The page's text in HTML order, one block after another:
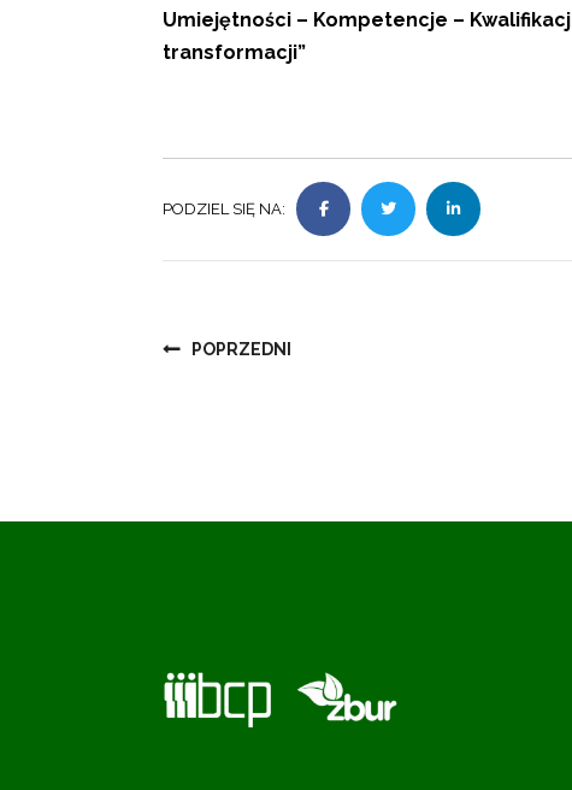
Umiejętności – Kompetencje –
transformacji”
PODZIEL SIĘ NA:
Nawigacja
POPRZEDNI